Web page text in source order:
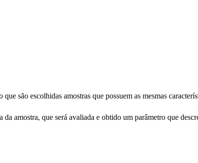
são escolhidas amostras que possuem as mesmas
amostra, que será avaliada e obtido um parâmetro que